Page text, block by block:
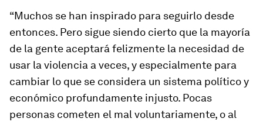
“Muchos se han inspirado para seguirlo desde
entonces. Pero sigue siendo cierto que la mayoría
de la gente aceptará felizmente la necesidad de
usar la violencia a veces, y especialmente para
cambiar lo que se considera un sistema político y
económico profundamente injusto. Pocas
personas cometen el mal voluntariamente, o al